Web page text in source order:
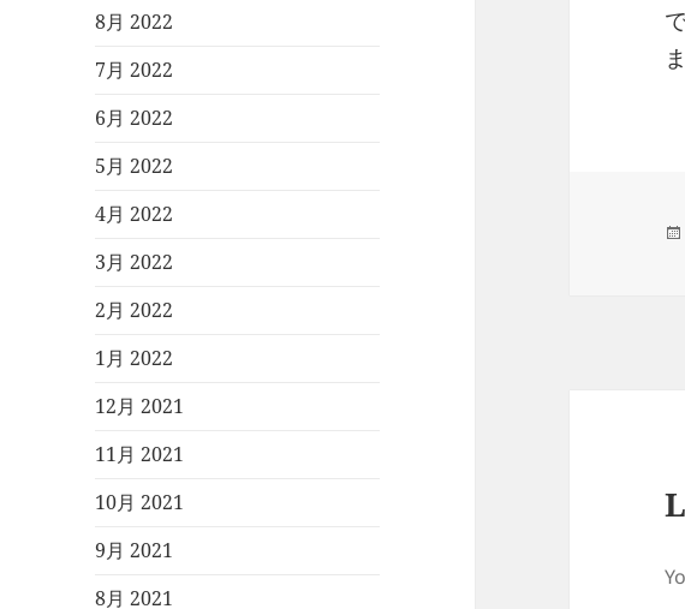
8月 2022
7月 2022
6月 2022
5月 2022
4月 2022
3月 2022
2月 2022
1月 2022
12月 2021
11月 2021
10月 2021
9月 2021
8月 2021